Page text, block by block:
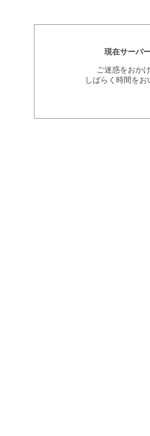
現在サーバ
ご迷惑をおか
しばらく時間を